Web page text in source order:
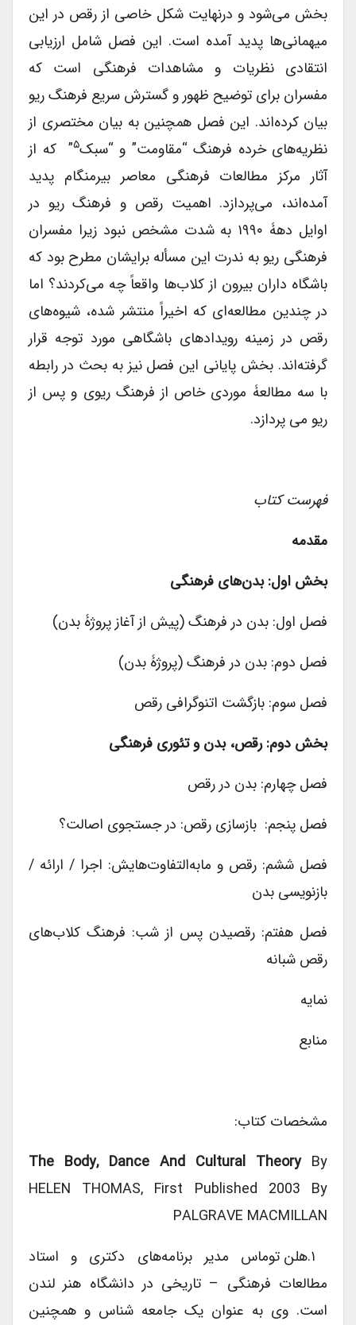
بخش می‌شود و درنهایت شکل خاصی از رقص در این
میهمانی‌ها پدید آمده است. این فصل شامل ارزیابی
انتقادی نظریات و مشاهدات فرهنگی است که
مفسران برای توضیح ظهور و گسترش سریع فرهنگ ریو
بیان کرده‌اند. این فصل همچنین به بیان مختصری از
نظریه‌های خرده فرهنگ “مقاومت” و “سبک۵ ” که از
آثار مرکز مطالعات فرهنگی معاصر بیرمنگام پدید
آمده‌اند، می‌پردازد. اهمیت رقص و فرهنگ ریو در
اوایل دهۀ ۱۹۹۰ به شدت مشخص نبود زیرا مفسران
فرهنگی ریو به ندرت این مسأله برایشان مطرح بود که
باشگاه داران بیرون از کلاب‌ها واقعاً چه می‌کردند؟ اما
در چندین مطالعه‌ای که اخیراً منتشر شده‌، شیوه‌های
رقص در زمینه رویدادهای باشگاهی مورد توجه قرار
گرفته‌اند. بخش پایانی این فصل نیز به بحث در رابطه
با سه مطالعۀ موردی خاص از فرهنگ ریوی و پس از
ریو می پردازد.
فهرست کتاب
مقدمه
بخش اول: بدن‌های فرهنگی
فصل اول: بدن در فرهنگ (پیش از آغاز پروژۀ بدن)
فصل دوم: بدن در فرهنگ (پروژۀ بدن)
فصل سوم: بازگشت اتنوگرافی رقص
بخش دوم: رقص، بدن و تئوری فرهنگی
فصل چهارم: بدن در رقص
فصل پنجم: بازسازی رقص: در جستجوی اصالت؟
فصل ششم: رقص و مابه‌التفاوت‌هایش: اجرا / ارائه /
بازنویسی بدن
فصل هفتم: رقصیدن پس از شب: فرهنگ کلاب‌های
رقص شبانه
نمایه
منابع
مشخصات کتاب:
The Body, Dance And Cultural Theory By
HELEN THOMAS, First Published 2003 By
PALGRAVE MACMILLAN
۱.هلن توماس مدیر برنامه‌های دکتری و استاد
مطالعات فرهنگی – تاریخی در دانشگاه هنر لندن
است. وی به عنوان یک جامعه شناس و همچنین